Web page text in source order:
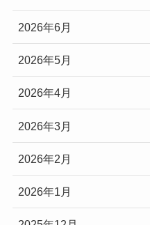
2026年6月
2026年5月
2026年4月
2026年3月
2026年2月
2026年1月